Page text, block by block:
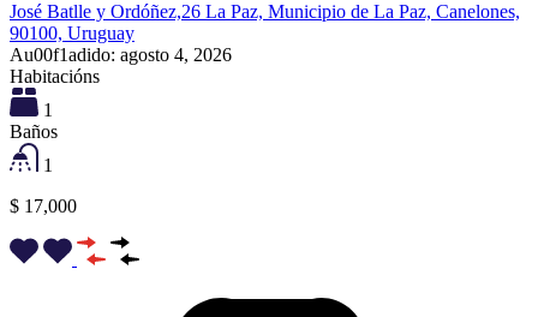
José Batlle y Ordóñez,26 La Paz, Municipio de La Paz, Canelones,
90100, Uruguay
Au00f1adido: agosto 4, 2026
Habitacións
1
Baños
1
$ 17,000